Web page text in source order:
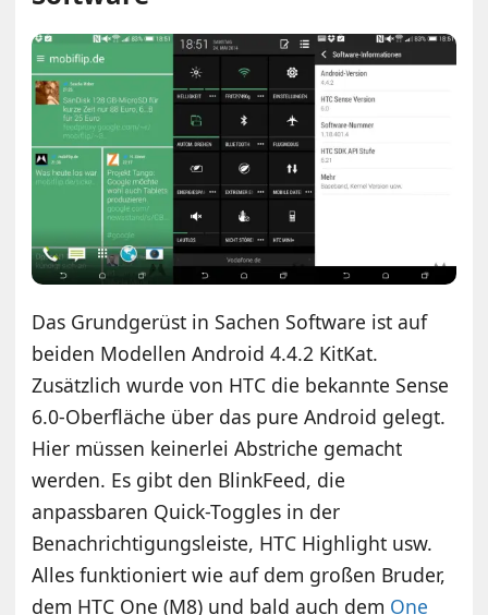
Das Grundgerüst in Sachen Software ist auf
beiden Modellen Android 4.4.2 KitKat.
Zusätzlich wurde von HTC die bekannte Sense
6.0-Oberfläche über das pure Android gelegt.
Hier müssen keinerlei Abstriche gemacht
werden. Es gibt den BlinkFeed, die
anpassbaren Quick-Toggles in der
Benachrichtigungsleiste, HTC Highlight usw.
Alles funktioniert wie auf dem großen Bruder,
dem HTC One (M8) und bald auch dem One